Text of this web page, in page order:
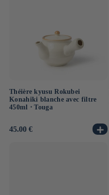
Théière kyusu Rokubei
Konahiki blanche avec filtre
450ml ⋅ Touga
Prix
45.00 €